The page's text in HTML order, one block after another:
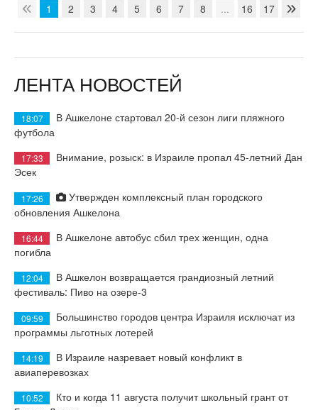
1 2 3 4 5 6 7 8 ... 16 17
ЛЕНТА НОВОСТЕЙ
18:07
В Ашкелоне стартовал 20-й сезон лиги пляжного
футбола
17:33
Внимание, розыск: в Израиле пропал 45-летний Дан
Эсек
17:26
Утвержден комплексный план городского
обновления Ашкелона
16:44
В Ашкелоне автобус сбил трех женщин, одна
погибла
12:04
В Ашкелон возвращается грандиозный летний
фестиваль: Пиво на озере-3
09:59
Большинство городов центра Израиля исключат из
программы льготных лотерей
14:19
В Израиле назревает новый конфликт в
авиаперевозках
10:52
Кто и когда 11 августа получит школьный грант от